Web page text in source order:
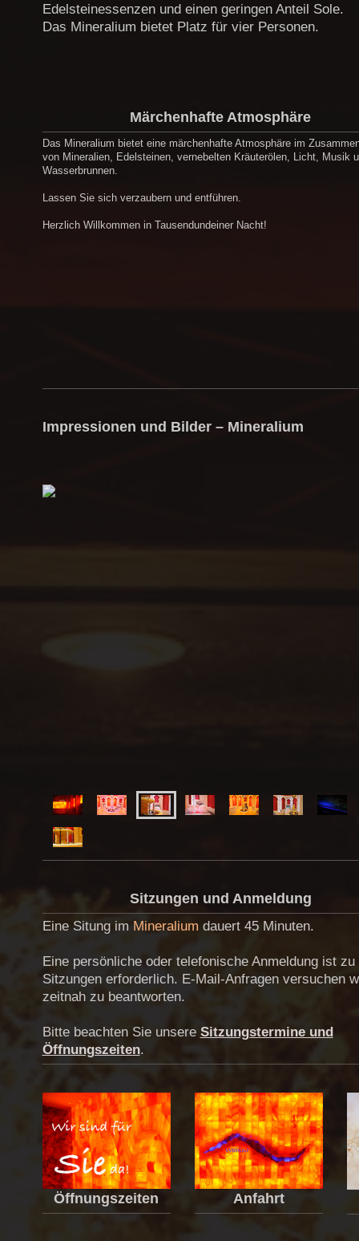
Edelsteinessenzen und einen geringen Anteil Sole.
Das Mineralium bietet Platz für vier Personen.
Märchenhafte Atmosphäre
Das Mineralium bietet eine märchenhafte Atmosphäre im
von Mineralien, Edelsteinen, vernebelten Kräuterölen, Licht, Musik
Wasserbrunnen.
Lassen Sie sich verzaubern und entführen.
Herzlich Willkommen in Tausendundeiner Nacht!
Impressionen und Bilder – Mineralium
Sitzungen und Anmeldung
Eine Situng im Mineralium dauert 45 Minuten.
Eine persönliche oder telefonische Anmeldung ist zu
Sitzungen erforderlich. E-Mail-Anfragen versuchen
zeitnah zu beantworten.
Bitte beachten Sie unsere Sitzungstermine und
Öffnungszeiten.
Öffnungszeiten Anfahrt